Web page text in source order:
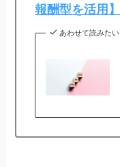
報酬型を活用】
あわせて読みたい